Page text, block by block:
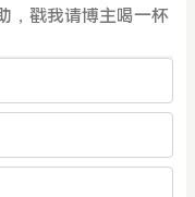
，戳我请博主喝一杯